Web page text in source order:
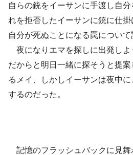
自らの銃をイーサンに手渡し自
れを拒否したイーサンに銃に仕
自分が死ぬことになる罠について
夜になりエマを探しに出発しよ
だからと明日一緒に探そうと提
るメイ、しかしイーサンは夜中
するのだった。
記憶のフラッシュバックに見舞